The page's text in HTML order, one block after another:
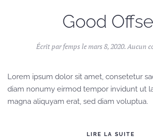
Good
Écrit parfempslemars 8, 2020.Aucun
Lorem ipsum dolor sit amet, consetetur
diam nonumy eirmod tempor invidunt ut
magna aliquyam erat, sed diam voluptua.
LIRE LA SUITE